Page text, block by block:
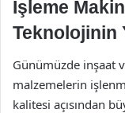
İşleme
Teknolojinin
Günümüzde inşaat
malzemelerin
kalitesi açısından